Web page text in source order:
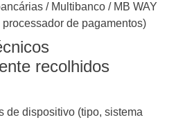
/ Multibanco / MB WAY
de pagamentos)
recolhidos
de dispositivo (tipo, sistema